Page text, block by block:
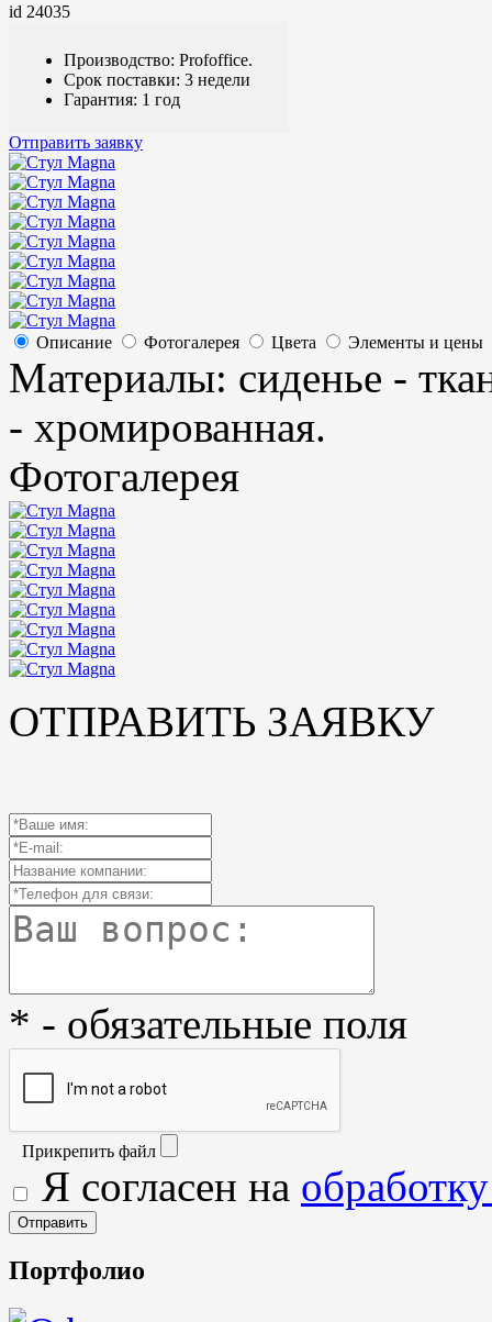
id 24035
Производство: Profoffice.
Срок поставки: 3 недели
Гарантия: 1 год
Отправить заявку
Описание Фотогалерея Цвета Элементы и цены
Материалы: сиденье -
- хромированная.
Фотогалерея
ОТПРАВИТЬ ЗАЯВКУ
* - обязательные поля
Прикрепить файл
Я согласен на
Портфолио